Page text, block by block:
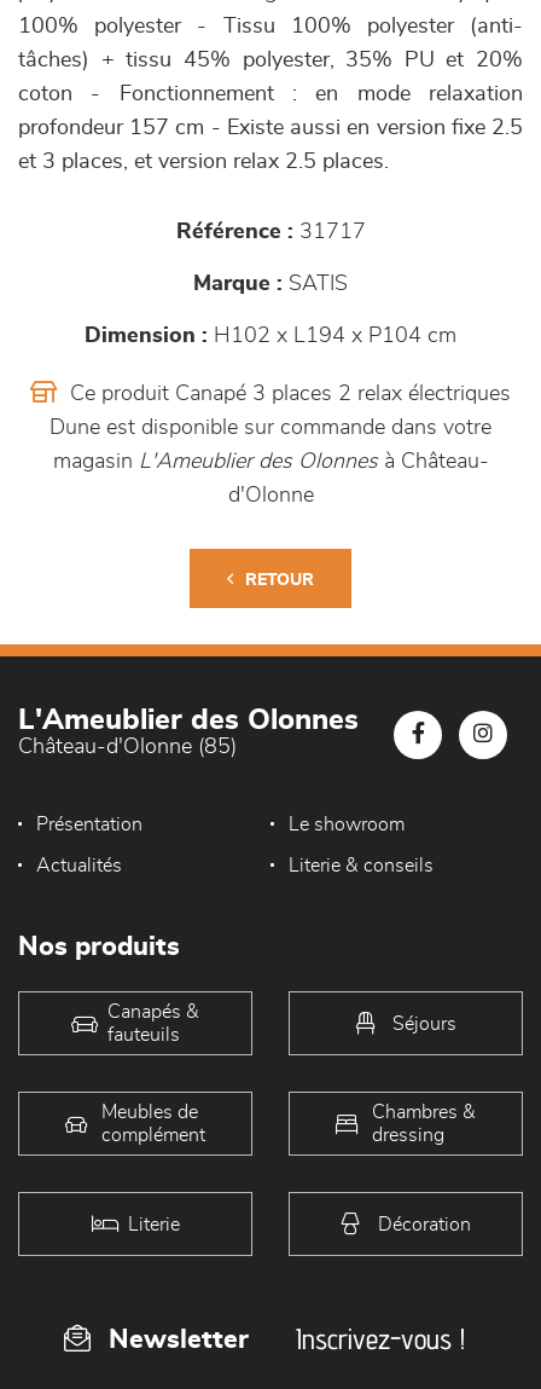
100% polyester - Tissu 100% polyester (anti-
tâches) + tissu 45% polyester, 35% PU et 20%
coton - Fonctionnement : en mode relaxation
profondeur 157 cm - Existe aussi en version fixe 2.5
et 3 places, et version relax 2.5 places.
Référence : 31717
Marque : SATIS
Dimension : H102 x L194 x P104 cm
Ce produit Canapé 3 places 2 relax électriques
Dune est disponible sur commande dans votre
magasin L'Ameublier des Olonnesà Château-
d'Olonne
RETOUR
L'Ameublier des Olonnes
Château-d'Olonne (85)
Présentation Le showroom
Actualités Literie & conseils
Nos produits
Canapés &
fauteuils
Séjours
Meubles de
complément
Chambres &
dressing
Literie Décoration
Newsletter Inscrivez-vous !